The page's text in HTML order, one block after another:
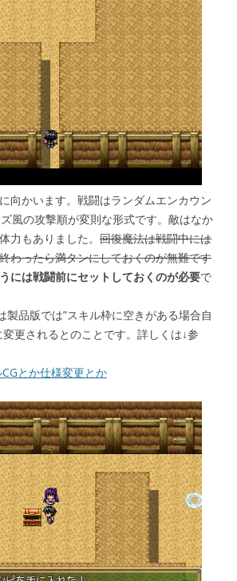
向かいます。戦闘はランダムエンカウン
風の攻撃順が変則な形式です。敵はなか
力もありました。 回復魔法は戦闘中には
わったら満タンにしておくのが無難です
には戦闘前にセットしておくのが必要で
製品版では”スキル枠に空きがある場合自
更されるとのことです。詳しくは↓参
とか仕様変更とか